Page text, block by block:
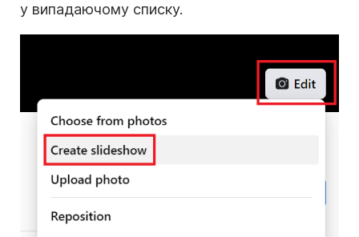
у випадаючому списку.